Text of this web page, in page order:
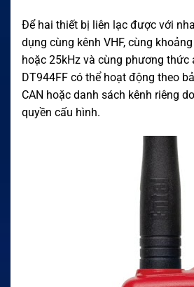
Để hai thiết bị liên lạc được với
dụng cùng kênh VHF, cùng
hoặc 25kHz và cùng phương thức
DT944FF có thể hoạt động theo
CAN hoặc danh sách kênh riêng
quyền cấu hình.